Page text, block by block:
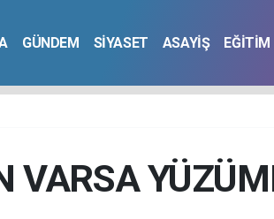
GÜNDEM SİYASET ASAYİŞ EĞİTİM
VARSA